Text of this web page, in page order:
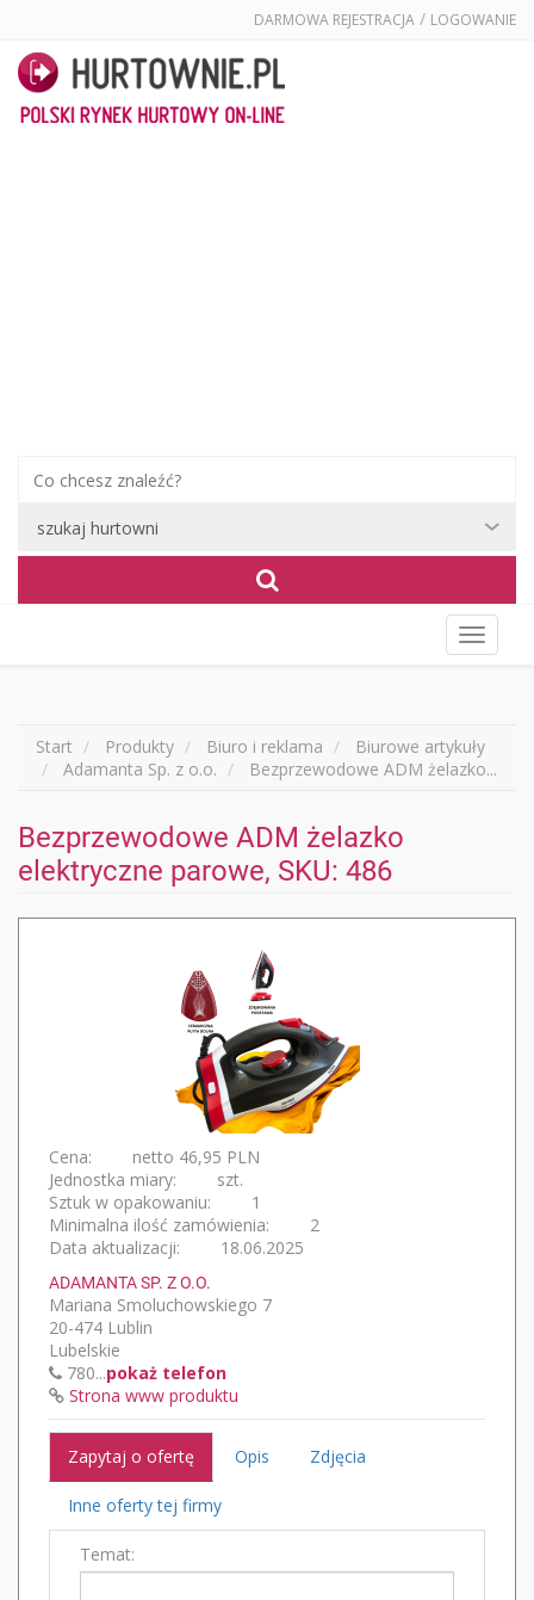
DARMOWA REJESTRACJA / LOGOWANIE
menu
Start Produkty Biuro i reklama
Biurowe artykuły
Adamanta Sp. z o.o.
Bezprzewodowe ADM żelazko...
Bezprzewodowe ADM żelazko
elektryczne parowe, SKU: 486
Cena:
netto 46,95 PLN
Jednostka miary:
szt.
Sztuk w opakowaniu:
1
Minimalna ilość zamówienia:
2
Data aktualizacji:
18.06.2025
ADAMANTA SP. Z O.O.
Mariana Smoluchowskiego 7
20-474 Lublin
Lubelskie
780...pokaż telefon
Strona www produktu
Zapytaj o ofertę Opis Zdjęcia
Inne oferty tej firmy
Temat: